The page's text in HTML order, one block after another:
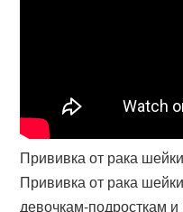
Прививка от рака
Прививка от рака
девочкам-подросткам